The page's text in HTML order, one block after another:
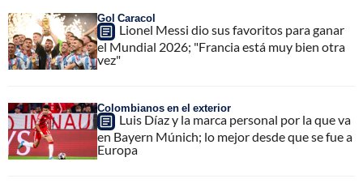
Gol Caracol
Lionel Messi dio sus favoritos para ganar
el Mundial 2026; "Francia está muy bien otra
vez"
Colombianos en el exterior
Luis Díaz y la marca personal por la que va
en Bayern Múnich; lo mejor desde que se fue a
Europa